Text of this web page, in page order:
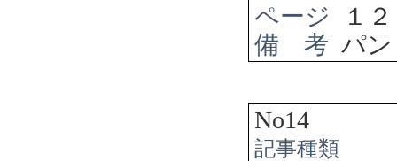
ページ
１
備 考 パ
No14
記事種類